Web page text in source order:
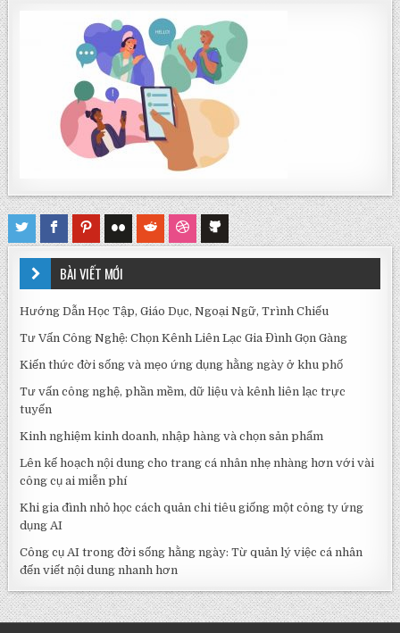
BÀI VIẾT MỚI
Hướng Dẫn Học Tập, Giáo Dục, Ngoại Ngữ, Trình Chiếu
Tư Vấn Công Nghệ: Chọn Kênh Liên Lạc Gia Đình Gọn Gàng
Kiến thức đời sống và mẹo ứng dụng hằng ngày ở khu phố
Tư vấn công nghệ, phần mềm, dữ liệu và kênh liên lạc trực
tuyến
Kinh nghiệm kinh doanh, nhập hàng và chọn sản phẩm
Lên kế hoạch nội dung cho trang cá nhân nhẹ nhàng hơn với vài
công cụ ai miễn phí
Khi gia đình nhỏ học cách quản chi tiêu giống một công ty ứng
dụng AI
Công cụ AI trong đời sống hằng ngày: Từ quản lý việc cá nhân
đến viết nội dung nhanh hơn